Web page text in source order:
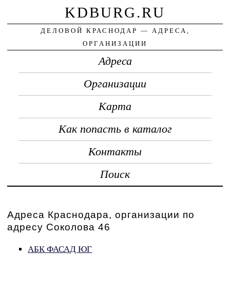
KDBURG.RU
ДЕЛОВОЙ КРАСНОДАР — АДРЕСА,
ОРГАНИЗАЦИИ
Адреса
Организации
Карта
Как попасть в каталог
Контакты
Поиск
Адреса Краснодара, организации по
адресу Соколова 46
АБК ФАСАД ЮГ